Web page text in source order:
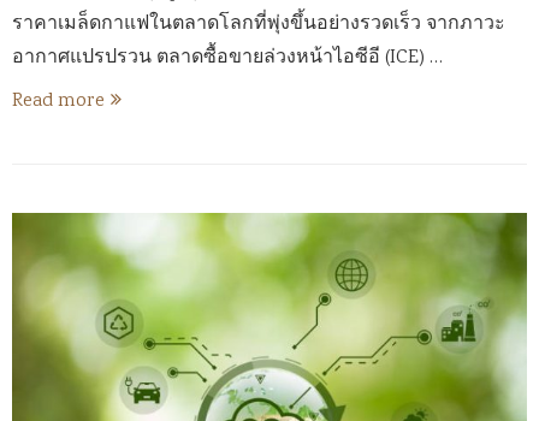
ราคาเมล็ดกาแฟในตลาดโลกที่พุ่งขึ้นอย่างรวดเร็ว จากภาวะ
อากาศแปรปรวน ตลาดซื้อขายล่วงหน้าไอซีอี (ICE) …
Read more